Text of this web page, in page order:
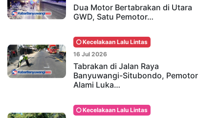
Dua Motor Bertabrakan di Utara
GWD, Satu Pemotor…
Kecelakaan Lalu Lintas
16 Jul 2026
Tabrakan di Jalan Raya
Banyuwangi-Situbondo, Pemotor
Alami Luka…
Kecelakaan Lalu Lintas